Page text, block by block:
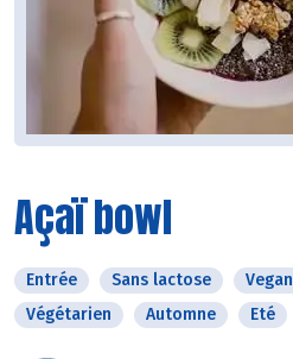
Açaï bowl
Entrée Sans lactose Vegan
Végétarien
Automne Eté